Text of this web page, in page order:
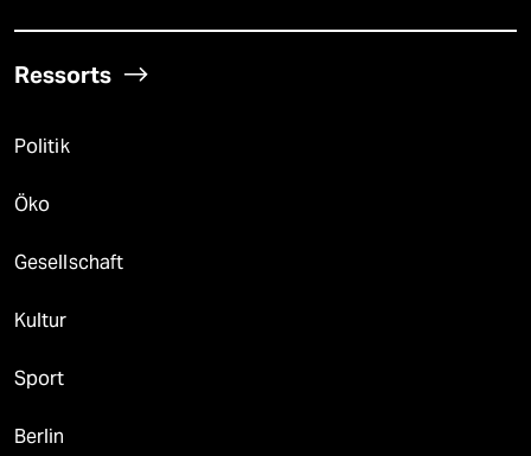
Ressorts
Politik
Öko
Gesellschaft
Kultur
Sport
Berlin